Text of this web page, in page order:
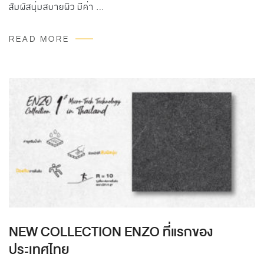
สัมผัสนุ่มสบายผิว มีค่า …
READ MORE
NEW COLLECTION ENZO ที่แรกของ
ประเทศไทย